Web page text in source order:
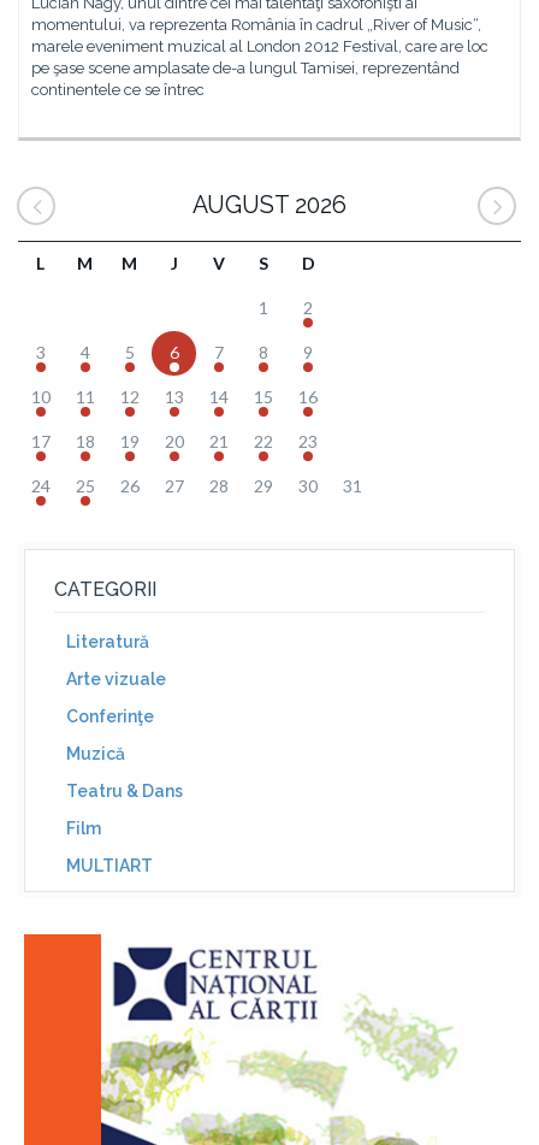
momentului, va reprezenta România în cadrul „River of Music“,
marele eveniment muzical al London 2012 Festival, care are loc
pe şase scene amplasate de-a lungul Tamisei, reprezentând
continentele ce se întrec
AUGUST 2026
L M M J V S D
1 2
3 4 5 6 7 8 9
10 11 12 13 14 15 16
17 18 19 20 21 22 23
24 25 26 27 28 29 30 31
CATEGORII
Literatură
Arte vizuale
Conferinţe
Muzică
Teatru & Dans
Film
MULTIART